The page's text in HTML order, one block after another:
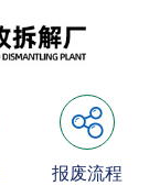
报废流程